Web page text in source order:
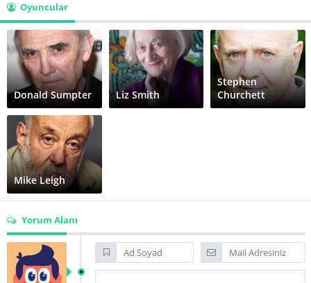
Oyuncular
Donald Sumpter Liz Smith
Stephen
Churchett
Mike Leigh
Yorum Alanı